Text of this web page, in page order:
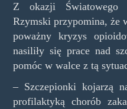
Z okazji Światowego
Rzymski przypomina, że
poważny kryzys
nasiliły się prace nad
pomóc w walce z tą
– Szczepionki kojarzą
profilaktyką chorób